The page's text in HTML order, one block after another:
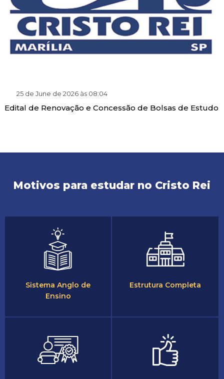
25 de June de 2026 às 08:04
Edital de Renovação e Concessão de Bolsas de Estudo
Motivos para estudar no Cristo Rei
Sistema Anglo de
Ensino
Estrutura Completa